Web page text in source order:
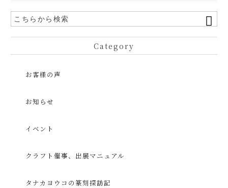
o
o
k Category
お客様の声
お知らせ
イベント
クラフト催事、出展マニュアル
タナカヨウコの篆刻探訪記